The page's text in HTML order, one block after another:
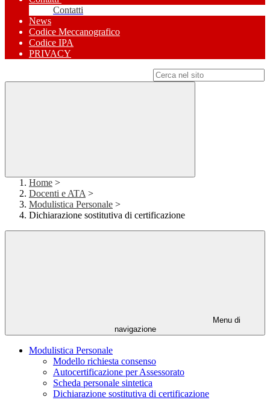
Contatti
News
Codice Meccanografico
Codice IPA
PRIVACY
Home >
Docenti e ATA >
Modulistica Personale >
Dichiarazione sostitutiva di certificazione
Menu di
navigazione
Modulistica Personale
Modello richiesta consenso
Autocertificazione per Assessorato
Scheda personale sintetica
Dichiarazione sostitutiva di certificazione